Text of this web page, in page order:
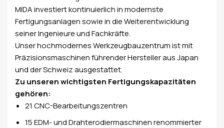
MIDA investiert kontinuierlich in modernste
Fertigungsanlagen sowie in die Weiterentwicklung
seiner Ingenieure und Fachkräfte.
Unser hochmodernes Werkzeugbauzentrum ist mit
Präzisionsmaschinen führender Hersteller aus Japan
und der Schweiz ausgestattet.
Zu unseren wichtigsten Fertigungskapazitäten
gehören:
21 CNC-Bearbeitungszentren
15 EDM- und Drahterodiermaschinen renommierter